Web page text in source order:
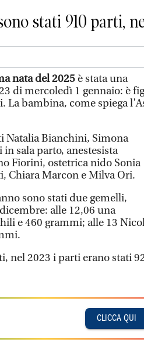
stati 910 parti,
nata del 2025 è stata una
di mercoledì 1 gennaio: è
La bambina, come spiega
Natalia Bianchini, Simona
in sala parto, anestesista
Fiorini, ostetrica nido Sonia
Chiara Marcon e Milva Ori.
sono stati due gemelli,
alle 12,06 una
e 460 grammi; alle 13
nel 2023 i parti erano stati
CLICCA QUI